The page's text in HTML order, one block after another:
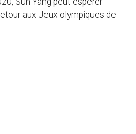
aux Jeux olympiques de